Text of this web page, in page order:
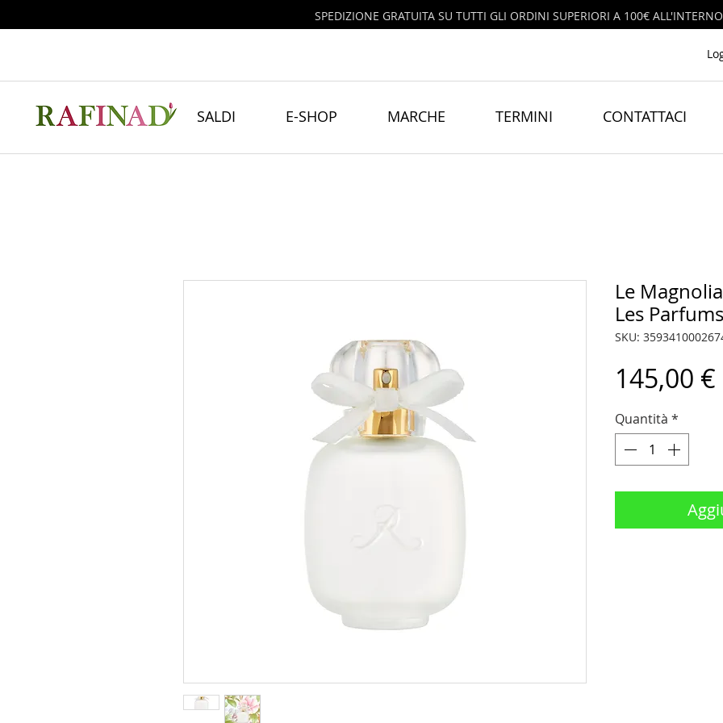
SPEDIZIONE GRATUITA SU TUTTI GLI ORDINI SUPERIORI A 100€
SALDI E-SHOP MARCHE TERMINI CONTATTACI
Le
Les
SKU:
145,00 €
Quantità *